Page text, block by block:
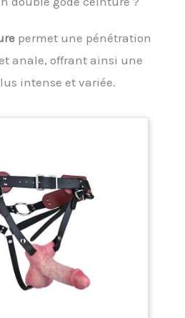
permet une pénétration
anale, offrant ainsi une
intense et variée.